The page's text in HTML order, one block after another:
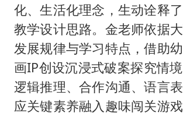
化、生活化理念，生动诠释
教学设计思路。金老师依据
发展规律与学习特点，借助
画IP创设沉浸式破案探究情
逻辑推理、合作沟通、语言
应关键素养融入趣味闯关游